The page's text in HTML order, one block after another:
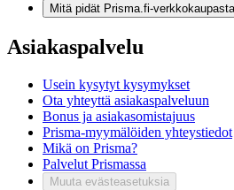
Mitä pidät Prisma.fi-
Asiakaspalvelu
Usein kysytyt kysymykset
Ota yhteyttä asiakaspalveluun
Bonus ja asiakasomistajuus
Prisma-myymälöiden yhteystiedot
Mikä on Prisma?
Palvelut Prismassa
Muuta evästeasetuksia